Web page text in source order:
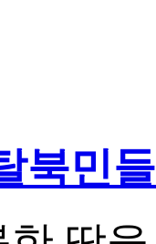
북민